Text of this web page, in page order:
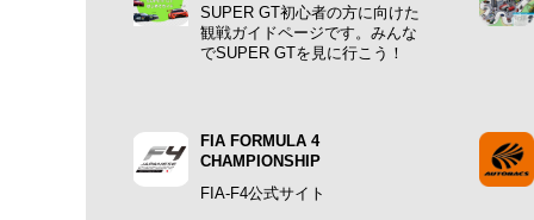
SUPER GT初心者の方に向けた
観戦ガイドページです。みんな
でSUPER GTを見に行こう！
FIA FORMULA 4
CHAMPIONSHIP
FIA-F4公式サイト